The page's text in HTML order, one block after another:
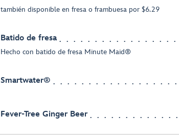
también disponible en fresa o frambuesa por $6.29
Batido de fresa
Hecho con batido de fresa Minute Maid®
Smartwater®
Fever-Tree Ginger Beer